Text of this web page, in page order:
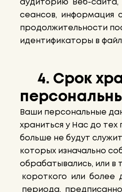
аудиторию Веб-
сеансов, информация
продолжительности
идентификаторы в
4. Срок
Ваши персональные
храниться у Нас до тех
больше не будут
которых изначально
обрабатывались, или в
короткого или более
периода,